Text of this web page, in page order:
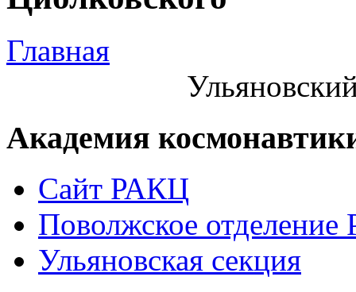
Главная
Академия
Сайт РАКЦ
Поволжское
Ульяновская секция